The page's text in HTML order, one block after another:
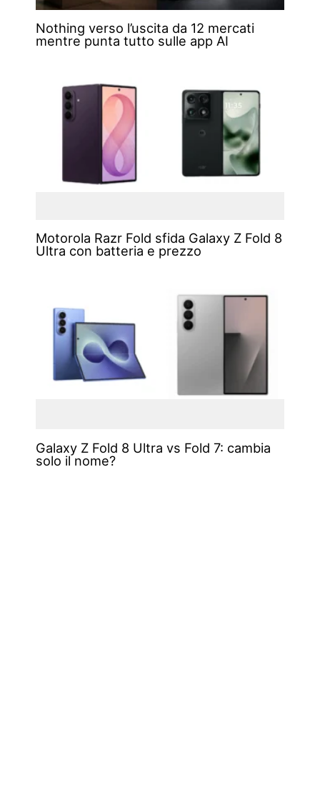
Nothing verso l’uscita da 12 mercati
mentre punta tutto sulle app AI
Motorola Razr Fold sfida Galaxy Z Fold 8
Ultra con batteria e prezzo
Galaxy Z Fold 8 Ultra vs Fold 7: cambia
solo il nome?